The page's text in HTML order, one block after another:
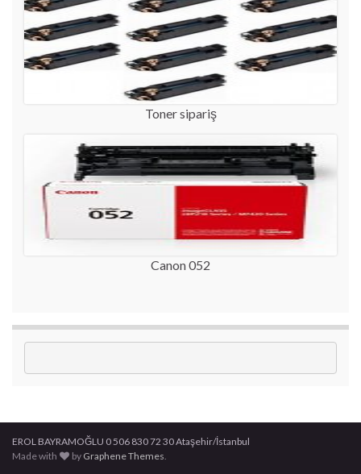
Toner sipariş
Canon 052
EROL BAYRAMOĞLU 0 506 830 72 30 Ataşehir/İstanbul
Made with
by Graphene Themes